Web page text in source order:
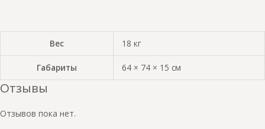
Вес 18 кг
Габариты 64 × 74 × 15 см
Отзывы
Отзывов пока нет.